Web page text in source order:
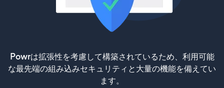
Powrは拡張性を考慮して構築されているため、利用可能
な最先端の組み込みセキュリティと大量の機能を備えてい
ます。